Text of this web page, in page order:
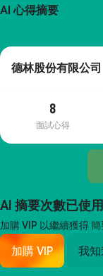
AI 心得摘要
德林股份有限公司
8
面試心得
AI 摘要次數已使
加購 VIP 以繼續獲得簡
加購 VIP 我知